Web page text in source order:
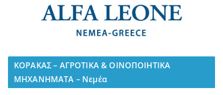
ΚΟΡΑΚΑΣ – ΑΓΡΟΤΙΚΑ & ΟΙΝΟΠΟΙΗΤΙΚΑ
ΜΗΧΑΝΗΜΑΤΑ – Νεμέα